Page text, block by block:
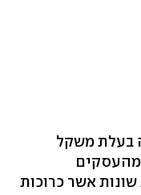
בעלת משקל
אשר כרוכות